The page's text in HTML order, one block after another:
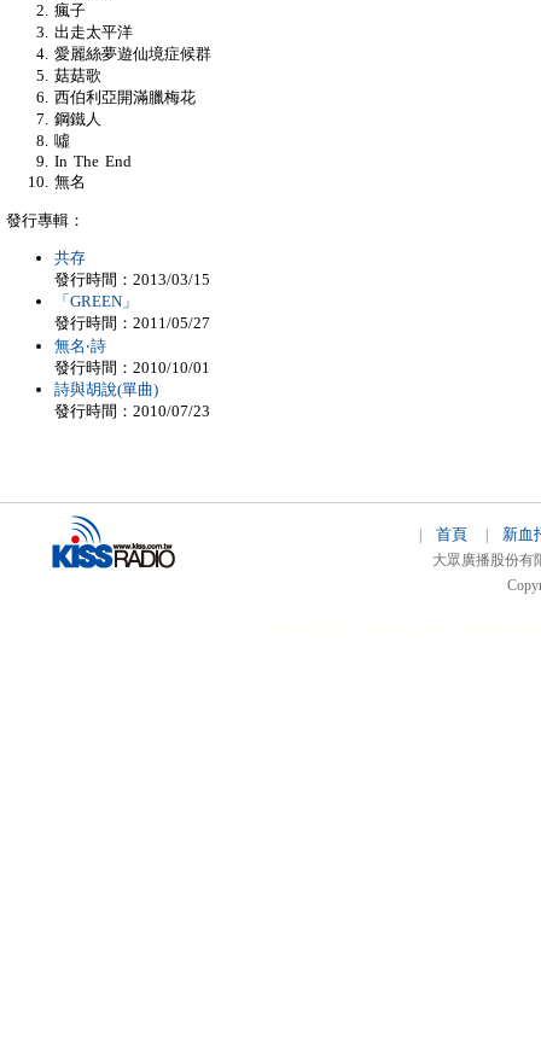
瘋子
出走太平洋
愛麗絲夢遊仙境症候群
菇菇歌
西伯利亞開滿臘梅花
鋼鐵人
噓
In The End
無名
發行專輯：
共存
發行時間：2013/03/15
「GREEN」
發行時間：2011/05/27
無名‧詩
發行時間：2010/10/01
詩與胡說(單曲)
發行時間：2010/07/23
首頁 新血
大眾廣播股份有